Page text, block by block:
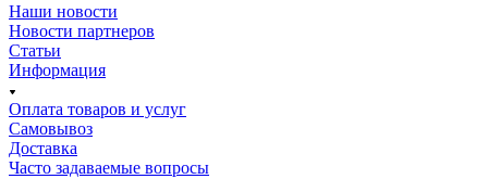
Наши новости
Новости партнеров
Статьи
Информация
Оплата товаров и услуг
Самовывоз
Доставка
Часто задаваемые вопросы